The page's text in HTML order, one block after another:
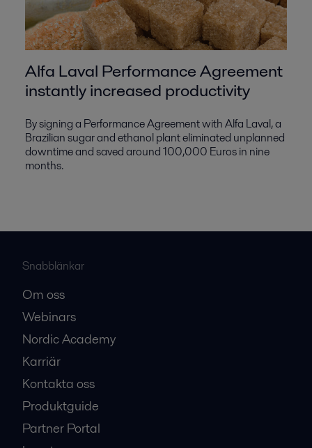
Alfa Laval Performance Agreement
instantly increased productivity
By signing a Performance Agreement with Alfa Laval, a
Brazilian sugar and ethanol plant eliminated unplanned
downtime and saved around 100,000 Euros in nine
months.
Snabblänkar
Om oss
Webinars
Nordic Academy
Karriär
Kontakta oss
Produktguide
Partner Portal